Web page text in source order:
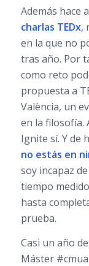
Además hace
charlas TEDx,
en la que no
tras año. Por
como reto
propuesta a
València, un
en la filosofía.
Ignite sí. Y de
no estás en
soy incapaz
tiempo
hasta
prueba.
Casi un año
Máster